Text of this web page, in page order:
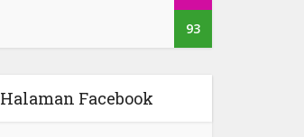
93
Halaman Facebook